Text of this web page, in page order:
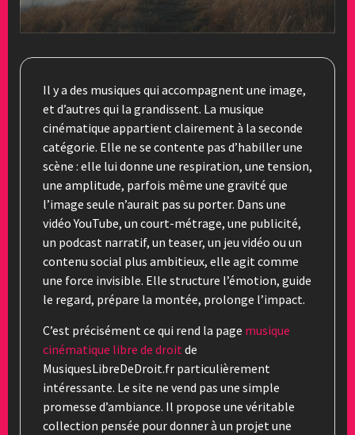
Il y a des musiques qui accompagnent une image,
et d’autres qui la grandissent. La musique
cinématique appartient clairement à la seconde
catégorie. Elle ne se contente pas d’habiller une
scène : elle lui donne une respiration, une tension,
une amplitude, parfois même une gravité que
l’image seule n’aurait pas su porter. Dans une
vidéo YouTube, un court-métrage, une publicité,
un podcast narratif, un teaser, un jeu vidéo ou un
contenu social plus ambitieux, elle agit comme
une force invisible. Elle structure l’émotion, guide
le regard, prépare la montée, prolonge l’impact.
C’est précisément ce qui rend la page musique
cinématique libre de droit de
MusiquesLibreDeDroit.fr particulièrement
intéressante. Le site ne vend pas une simple
promesse d’ambiance. Il propose une véritable
collection pensée pour donner à un projet une